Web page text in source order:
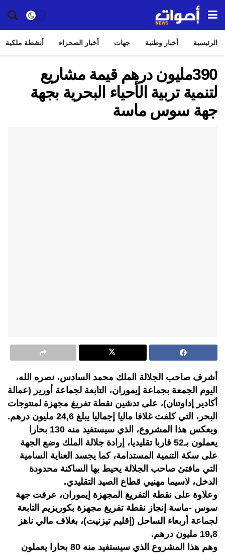
الرئيسية أخبار وطنية جهات أخبار الصحراء أنشطة ملكية
390مليون درهم قيمة مشاريع
لتنمية تربية الأحياء البحرية بجهة
جهة سوس ماسة
أشرف صاحب الجلالة الملك محمد السادس، نصره الله،
اليوم الجمعة بجماعة إيموران، التابعة لجماعة أورير (عمالة
أكادير إداوتنان)، على تدشين نقطة تفريغ مجهزة لمنتوجات
البحر، التي كلفت غلافا ماليا إجماليا يبلغ 24,6 مليون درهم.
ويعكس هذا المشروع، الذي سيستفيد منه 130 بحارا
يعملون بـ52 قاربا تقليديا، إرادة جلالة الملك وضع الجهة
على سكة التنمية المستدامة، كما يجسد العناية السامية
التي مافتئ صاحب الجلالة يحيط بها الساكنة محدودة
الدخل، لاسيما مهنيي قطاع الصيد التقليدي.
وعلاوة على نقطة التفريغ المجهزة إيموران، عرفت جهة
سوس -ماسة إنجاز نقطة تفريغ مجهزة بكوريزيم التابعة
لجماعة أربعاء الساحل (إقليم تيزنيت)، بغلاف مالي ناهز
19,8 مليون درهم.
وهم هذا المشروع الذي سيستفيد منه 80 بحارا يعملون